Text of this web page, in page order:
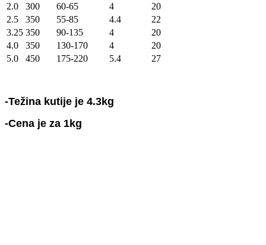
2.0
300 60-65 4
20
2.5
350 55-85 4.4
22
3.25 350 90-135 4
20
4.0
350 130-170 4
20
5.0
450 175-220 5.4 27
-Težina kutije je 4.3kg
-Cena je za 1kg